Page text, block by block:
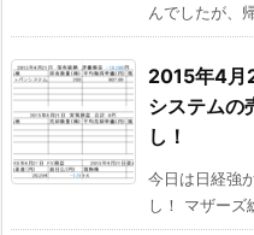
んでしたが、
2015年4月
システムの
し！
今日は日経強
し！ マザー